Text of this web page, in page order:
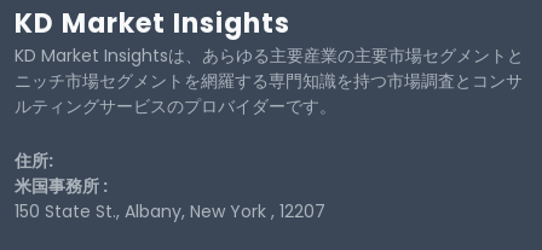
KD Market Insights
KD Market Insightsは、あらゆる主要産業の主要市場セグメントと
ニッチ市場セグメントを網羅する専門知識を持つ市場調査とコンサ
ルティングサービスのプロバイダーです。
住所:
米国事務所 :
150 State St., Albany, New York , 12207